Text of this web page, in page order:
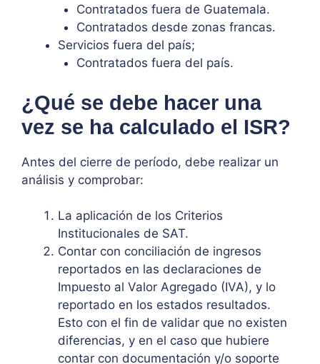
Contratados fuera de Guatemala.
Contratados desde zonas francas.
Servicios fuera del país;
Contratados fuera del país.
¿Qué se debe hacer una
vez se ha calculado el ISR?
Antes del cierre de período, debe realizar un
análisis y comprobar:
La aplicación de los Criterios
Institucionales de SAT.
Contar con conciliación de ingresos
reportados en las declaraciones de
Impuesto al Valor Agregado (IVA), y lo
reportado en los estados resultados.
Esto con el fin de validar que no existen
diferencias, y en el caso que hubiere
contar con documentación y/o soporte